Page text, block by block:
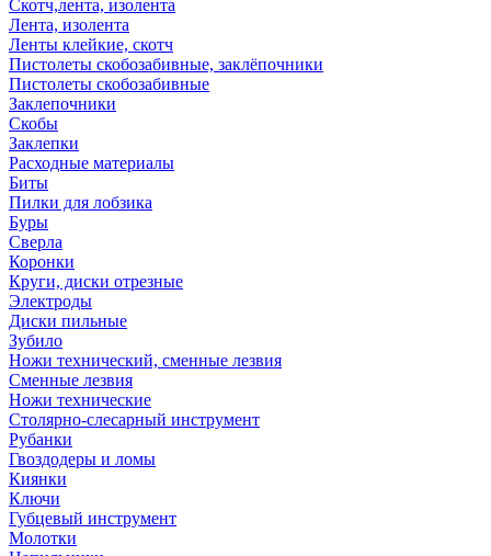
Скотч,лента, изолента
Лента, изолента
Ленты клейкие, скотч
Пистолеты скобозабивные, заклёпочники
Пистолеты скобозабивные
Заклепочники
Скобы
Заклепки
Расходные материалы
Биты
Пилки для лобзика
Буры
Сверла
Коронки
Круги, диски отрезные
Электроды
Диски пильные
Зубило
Ножи технический, сменные лезвия
Сменные лезвия
Ножи технические
Столярно-слесарный инструмент
Рубанки
Гвоздодеры и ломы
Киянки
Ключи
Губцевый инструмент
Молотки